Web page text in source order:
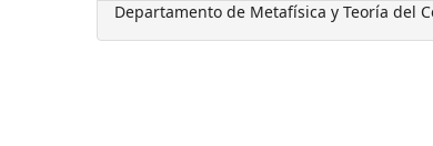
Departamento de Metafísica y Teoría del